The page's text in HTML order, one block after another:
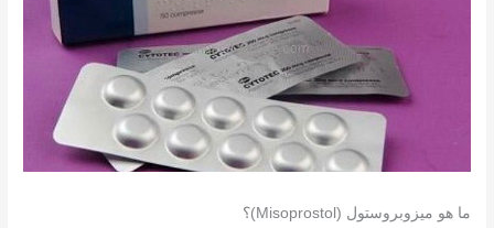
ما هو ميزوبروستول (Misoprostol)؟